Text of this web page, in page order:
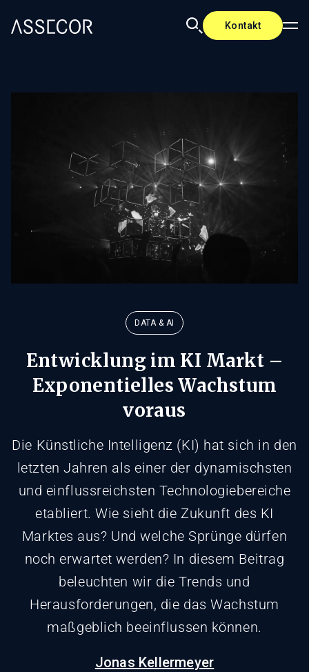
Kontakt
DATA & AI
Entwicklung im KI Markt –
Exponentielles Wachstum
voraus
Die Künstliche Intelligenz (KI) hat sich in den
letzten Jahren als einer der dynamischsten
und einflussreichsten Technologiebereiche
etabliert. Wie sieht die Zukunft des KI
Marktes aus? Und welche Sprünge dürfen
noch erwartet werden? In diesem Beitrag
beleuchten wir die Trends und
Herausforderungen, die das Wachstum
maßgeblich beeinflussen können.
Jonas Kellermeyer